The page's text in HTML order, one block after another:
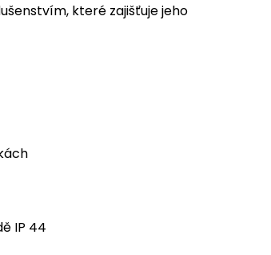
které zajišťuje jeho
IP 44